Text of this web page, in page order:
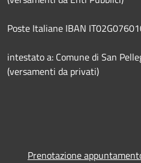
Poste Italiane IBAN
intestato a: Comune di San
(versamenti da privati)
Prenotazione